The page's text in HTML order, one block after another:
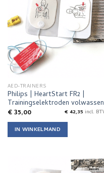
AED-TRAINERS
Philips | HeartStart FR2 |
Trainingselektroden
€35,00 €42,35 incl.
IN WINKELMAND